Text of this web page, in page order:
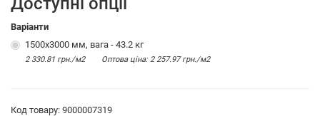
Варіанти
1500х3000 мм, вага - 43.2 кг
2 330.81 грн./м2 Оптова цiна: 2 257.97 грн./м2
Код товару: 9000007319